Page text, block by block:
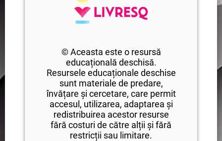
© Aceasta este o resursă
educațională deschisă.
Resursele educaționale deschise
sunt materiale de predare,
învățare și cercetare, care permit
accesul, utilizarea, adaptarea și
redistribuirea acestor resurse
fără costuri de către alții și fără
restricții sau limitare.